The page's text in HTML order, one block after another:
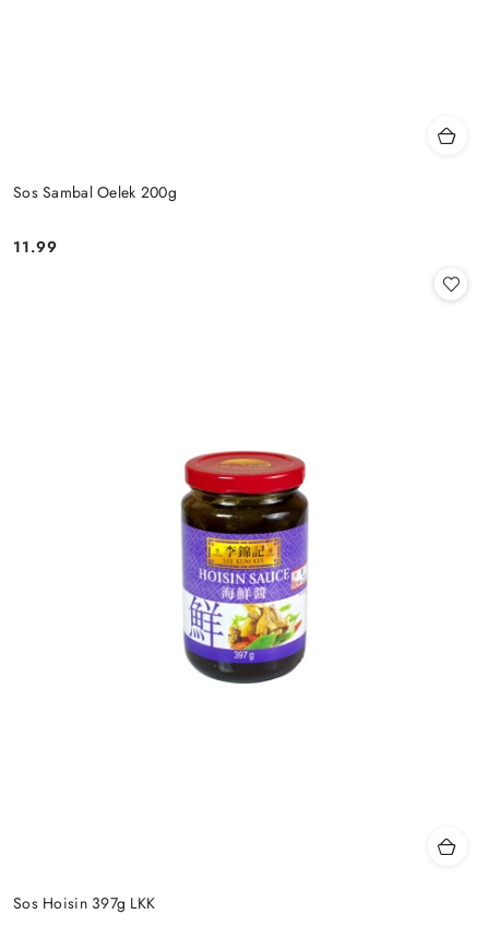
Sos Sambal Oelek 200g
Cena:
11.99
Sos Hoisin 397g LKK